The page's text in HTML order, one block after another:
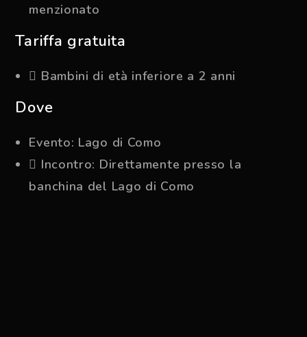
menzionato
Tariffa gratuita
Bambini di età inferiore a 2 anni
Dove
Evento: Lago di Como
Incontro: Direttamente presso la
banchina del Lago di Como